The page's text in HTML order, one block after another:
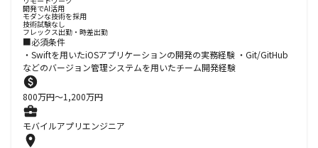
開発でAI活用
モダンな技術を採用
技術試験なし
フレックス出勤・時差出勤
■必須条件
・Swiftを用いたiOSアプリケーションの開発の実務経験 ・Git/GitHub
などのバージョン管理システムを用いたチーム開発経験
800万円〜1,200万円
モバイルアプリエンジニア